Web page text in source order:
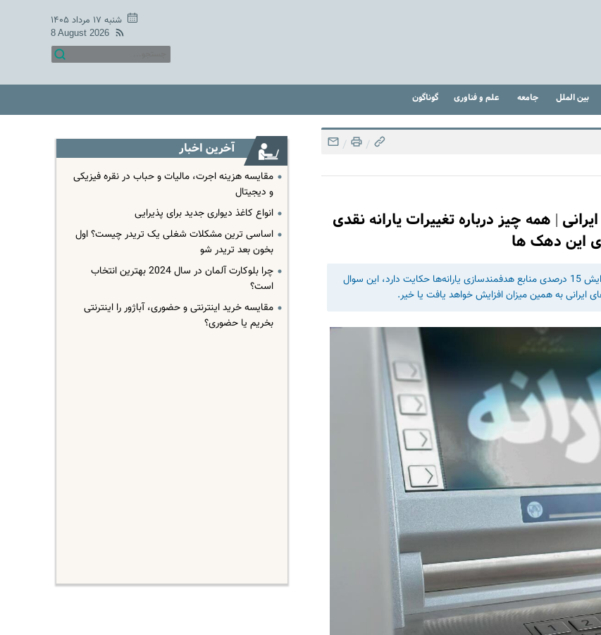
شنبه ۱۷ مرداد ۱۴۰۵
8 August 2026
بین الملل جامعه علم و فناوری گوناگون
/
/
ایرانی | همه چیز درباره تغییرات یارانه نقدی
در حالی که ارایه لایحه بودجه سال 1403 به مجلس شورای اسلامی از افزایش 15 درصدی منابع هدفمندسازی یارانه‌ها حکایت دارد، این سوال
ایرانی به همین میزان افزایش خواهد یافت یا خیر.
آخرین اخبار
مقایسه هزینه اجرت، مالیات و حباب در نقره فیزیکی
و دیجیتال
انواع کاغذ دیواری جدید برای پذیرایی
اساسی ترین مشکلات شغلی یک تریدر چیست؟ اول
بخون بعد تریدر شو
چرا بلوکارت آلمان در سال 2024 بهترین انتخاب
است؟
مقایسه خرید اینترنتی و حضوری، آباژور را اینترنتی
بخریم یا حضوری؟